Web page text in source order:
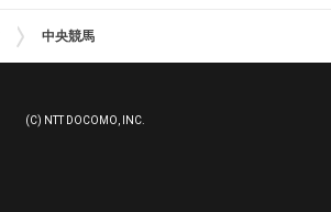
中央競馬
(C) NTT DOCOMO, INC.